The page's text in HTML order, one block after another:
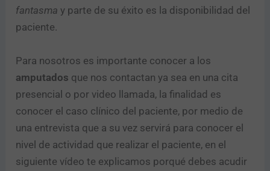
fantasma y parte de su éxito es la disponibilidad del
paciente.
Para nosotros es importante conocer a los
amputados que nos contactan ya sea en una cita
presencial o por video llamada, la finalidad es
conocer el caso clínico del paciente, por medio de
una entrevista que a su vez servirá para conocer el
nivel de actividad que realizar el paciente, en el
siguiente vídeo te explicamos porqué debes acudir